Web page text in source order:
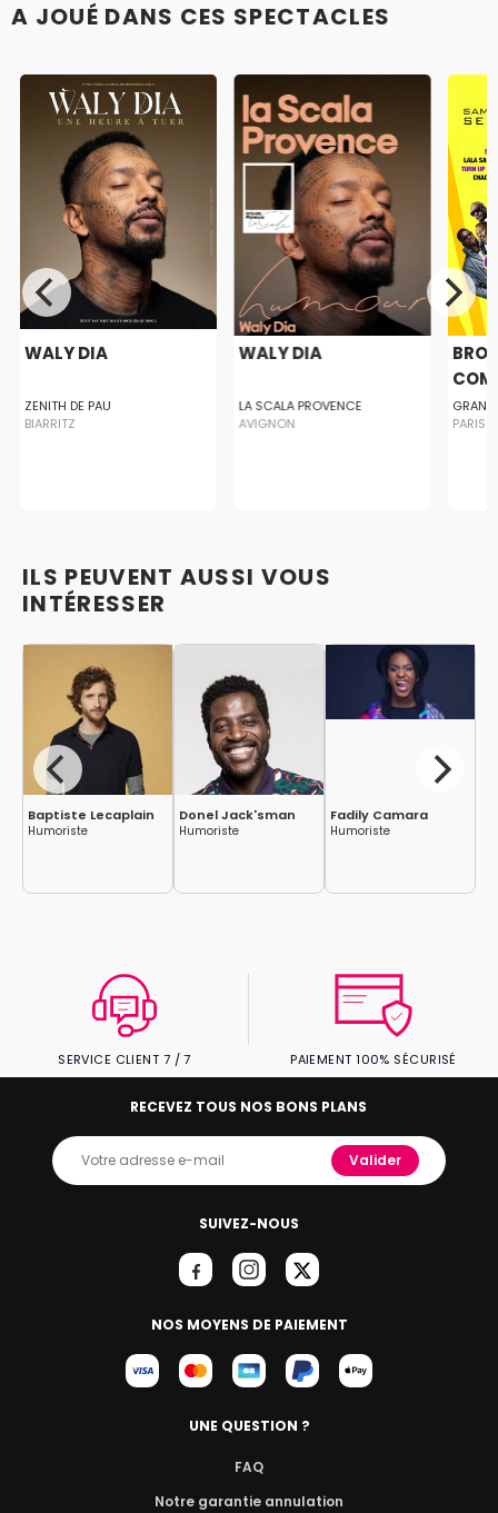
A JOUÉ DANS CES SPECTACLES
WALY DIA
ZENITH DE PAU
BIARRITZ
WALY DIA
LA SCALA PROVENCE
AVIGNON
GRAND
PARIS
ILS PEUVENT AUSSI VOUS
INTÉRESSER
Baptiste Lecaplain
Humoriste
Donel Jack'sman
Humoriste
Fadily Camara
Humoriste
SERVICE CLIENT 7 / 7 PAIEMENT 100% SÉCURISÉ
SUIVEZ-NOUS
NOS MOYENS DE PAIEMENT
RECEVEZ TOUS NOS BONS PLANS
Valider
UNE QUESTION ?
FAQ
Notre garantie annulation